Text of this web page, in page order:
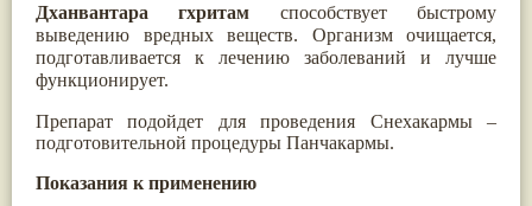
Дханвантара гхритам способствует быстрому
выведению вредных веществ. Организм очищается,
подготавливается к лечению заболеваний и лучше
функционирует.
Препарат подойдет для проведения Снехакармы –
подготовительной процедуры Панчакармы.
Показания к применению
Алойное дерево
Асафетида(10)
Пармелия(10)
Тмин обыкновенный
Вишня гималайская(9)
Данти(9)
Птерокарпус мешковидный(9)